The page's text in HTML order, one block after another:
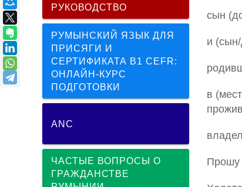
сын
и
в
Прошу
РУКОВОДСТВО
РУМЫНСКИЙ ЯЗЫК ДЛЯ
ПРИСЯГИ И
СЕРТИФИКАТА B1 CEFR:
ОНЛАЙН-КУРС
ПОДГОТОВКИ
ANC
ЧАСТЫЕ ВОПРОСЫ О
ГРАЖДАНСТВЕ